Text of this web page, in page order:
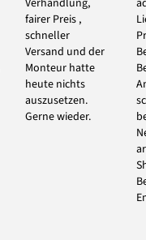
Verhandlung,
fairer Preis ,
schneller
Versand und der
Monteur hatte
heute nichts
auszusetzen.
Gerne wieder.